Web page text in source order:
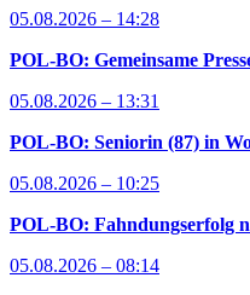
05.08.2026 – 14:28
POL-BO: Gemeinsame
05.08.2026 – 13:31
POL-BO: Seniorin (87) in
05.08.2026 – 10:25
POL-BO: Fahndungserfolg
05.08.2026 – 08:14